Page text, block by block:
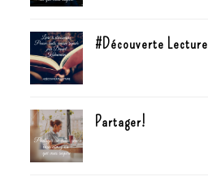
#Découverte Lecture
Partager!